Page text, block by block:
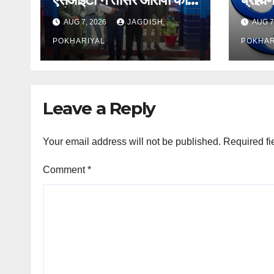
दबोचा
AUG 7, 2026 JAGDISH
POKHARIYAL
बढ़ा
AUG
Leave a Reply
Your email address will not be published. Required
Comment*